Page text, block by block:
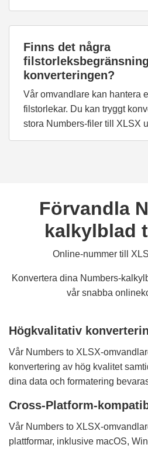
Finns det några
konverteringen?
Vår omvandlare kan hantera
filstorlekar. Du kan tryggt
stora Numbers-filer till XLSX
Förvandla
kalkylblad
Online-nummer till
Konvertera dina Numbers-
vår snabba
Högkvalitativ
Vår Numbers to XLSX-
konvertering av hög kvalitet
dina data och formatering
Cross-Platform-
Vår Numbers to XLSX-
plattformar, inklusive macOS,